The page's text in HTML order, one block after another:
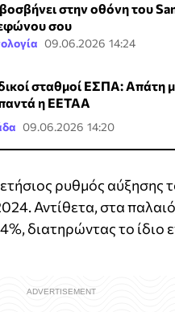
στην οθόνη του
σου
09.06.2026 14:24
σταθμοί ΕΣΠΑ: Απάτη
η ΕΕΤΑΑ
09.06.2026 14:20
ρυθμός
Αντίθετα, στα
διατηρώντας το ίδιο